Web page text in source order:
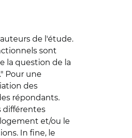
de l'étude.
sont
la question de la
Pour une
des
répondants.
différentes
et/ou le
In fine, le